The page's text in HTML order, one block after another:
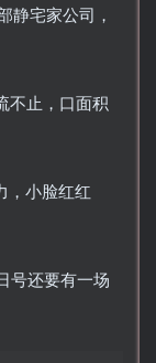
静宅家公司，
不止，口面积
，小脸红红
号还要有一场